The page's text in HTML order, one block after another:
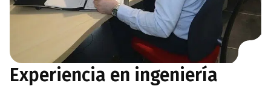
Experiencia en ingeniería